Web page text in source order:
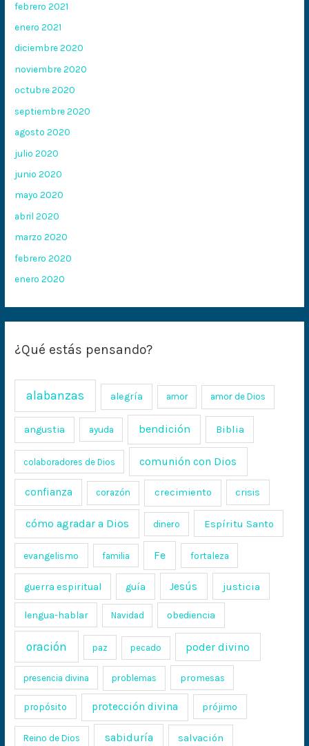
febrero 2021
enero 2021
diciembre 2020
noviembre 2020
octubre 2020
septiembre 2020
agosto 2020
julio 2020
junio 2020
mayo 2020
abril 2020
marzo 2020
febrero 2020
enero 2020
¿Qué estás pensando?
alabanzas alegría amor amor de Dios
angustia ayuda bendición Biblia
colaboradores de Dios comunión con Dios
confianza corazón crecimiento crisis
cómo agradar a Dios dinero Espíritu Santo
evangelismo familia Fe fortaleza
guerra espiritual guía Jesús justicia
lengua-hablar Navidad obediencia
oración paz pecado poder divino
presencia divina problemas promesas
propósito protección divina prójimo
Reino de Dios sabiduría salvación